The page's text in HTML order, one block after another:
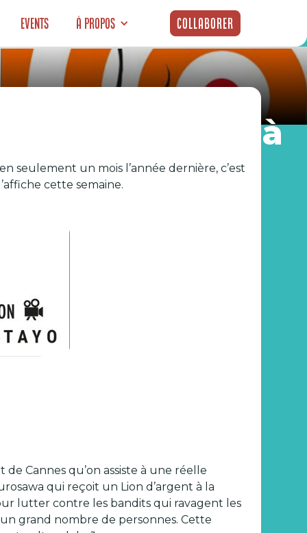
Events À propos Collaborer
s’invite à
seulement un mois l’année dernière, c’est
cette semaine.
Cannes qu’on assiste à une réelle
qui reçoit un Lion d’argent à la
lutter contre les bandits qui ravagent les
grand nombre de personnes. Cette